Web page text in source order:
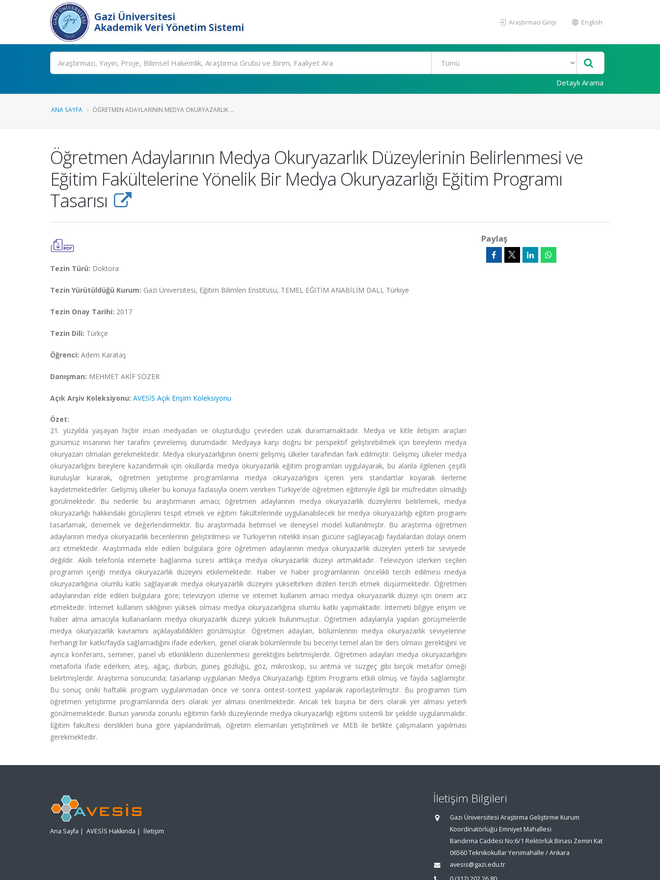
Gazi Üniversitesi
Akademik Veri Yönetim Sistemi
Araştırmacı Girişi English
Ara
Detaylı Arama
ANA SAYFA ÖĞRETMEN ADAYLARININ MEDYA OKURYAZARLIK ...
Öğretmen Adaylarının Medya Okuryazarlık Düzeylerinin Belirlenmesi ve
Eğitim Fakültelerine Yönelik Bir Medya Okuryazarlığı Eğitim Programı
Tasarısı
Tezin Türü: Doktora
Tezin Yürütüldüğü Kurum: Gazi Üniversitesi, Eğitim Bilimleri Enstitüsü, TEMEL EĞİTİM ANABİLİM DALI, Türkiye
Tezin Onay Tarihi: 2017
Tezin Dili: Türkçe
Öğrenci: Adem Karataş
Danışman: MEHMET AKİF SÖZER
Açık Arşiv Koleksiyonu: AVESİS Açık Erişim Koleksiyonu
Özet:
21. yüzyılda yaşayan hiçbir insan medyadan ve oluşturduğu çevreden uzak duramamaktadır. Medya ve kitle iletişim araçları
günümüz insanının her tarafını çevrelemiş durumdadır. Medyaya karşı doğru bir perspektif geliştirebilmek için bireylerin medya
okuryazarı olmaları gerekmektedir. Medya okuryazarlığının önemi gelişmiş ülkeler tarafından fark edilmiştir. Gelişmiş ülkeler medya
okuryazarlığını bireylere kazandırmak için okullarda medya okuryazarlık eğitim programları uygulayarak, bu alanla ilgilenen çeşitli
kuruluşlar kurarak, öğretmen yetiştirme programlarına medya okuryazarlığını içeren yeni standartlar koyarak ilerleme
kaydetmektedirler. Gelişmiş ülkeler bu konuya fazlasıyla önem verirken Türkiye'de öğretmen eğitimiyle ilgili bir müfredatın olmadığı
görülmektedir. Bu nedenle bu araştırmanın amacı; öğretmen adaylarının medya okuryazarlık düzeylerini belirlemek, medya
okuryazarlığı hakkındaki görüşlerini tespit etmek ve eğitim fakültelerinde uygulanabilecek bir medya okuryazarlığı eğitim programı
tasarlamak, denemek ve değerlendirmektir. Bu araştırmada betimsel ve deneysel model kullanılmıştır. Bu araştırma öğretmen
adaylarının medya okuryazarlık becerilerinin geliştirilmesi ve Türkiye'nin nitelikli insan gücüne sağlayacağı faydalardan dolayı önem
arz etmektedir. Araştırmada elde edilen bulgulara göre öğretmen adaylarının medya okuryazarlık düzeyleri yeterli bir seviyede
değildir. Akıllı telefonla internete bağlanma süresi arttıkça medya okuryazarlık düzeyi artmaktadır. Televizyon izlerken seçilen
programın içeriği medya okuryazarlık düzeyini etkilemektedir. Haber ve haber programlarının öncelikli tercih edilmesi medya
okuryazarlığına olumlu katkı sağlayarak medya okuryazarlık düzeyini yükseltirken dizileri tercih etmek düşürmektedir. Öğretmen
adaylarından elde edilen bulgulara göre; televizyon izleme ve internet kullanım amacı medya okuryazarlık düzeyi için önem arz
etmektedir. İnternet kullanım sıklığının yüksek olması medya okuryazarlığına olumlu katkı yapmaktadır. İnterneti bilgiye erişim ve
haber alma amacıyla kullananların medya okuryazarlık düzeyi yüksek bulunmuştur. Öğretmen adaylarıyla yapılan görüşmelerde
medya okuryazarlık kavramını açıklayabildikleri görülmüştür. Öğretmen adayları, bölümlerinin medya okuryazarlık seviyelerine
herhangi bir katkı/fayda sağlamadığını ifade ederken, genel olarak bölümlerinde bu beceriyi temel alan bir ders olması gerektiğini ve
ayrıca konferans, seminer, panel vb etkinliklerin düzenlenmesi gerektiğini belirtmişlerdir. Öğretmen adayları medya okuryazarlığını
metaforla ifade ederken; ateş, ağaç, dürbün, güneş gözlüğü, göz, mikroskop, su arıtma ve süzgeç gibi birçok metafor örneği
belirtmişlerdir. Araştırma sonucunda; tasarlanıp uygulanan Medya Okuryazarlığı Eğitim Programı etkili olmuş ve fayda sağlamıştır.
Bu sonuç oniki haftalık program uygulanmadan önce ve sonra öntest-sontest yapılarak raporlaştırılmıştır. Bu programın tüm
öğretmen yetiştirme programlarında ders olarak yer alması önerilmektedir. Ancak tek başına bir ders olarak yer alması yeterli
görülmemektedir. Bunun yanında zorunlu eğitimin farklı düzeylerinde medya okuryazarlığı eğitimi sistemli bir şekilde uygulanmalıdır.
Eğitim fakültesi derslikleri buna göre yapılandırılmalı, öğretim elemanları yetiştirilmeli ve MEB ile birlikte çalışmaların yapılması
gerekmektedir.
Paylaş
Ana Sayfa | AVESİS Hakkında | İletişim
İletişim Bilgileri
Gazi Üniversitesi Araştırma Geliştirme Kurum
Koordinatörlüğü Emniyet Mahallesi
Bandırma Caddesi No:6/1 Rektörlük Binası Zemin Kat
06560 Teknikokullar Yenimahalle / Ankara
avesis@gazi.edu.tr